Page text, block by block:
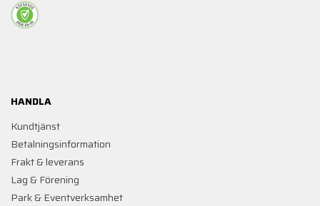
HANDLA
Kundtjänst
Betalningsinformation
Frakt & leverans
Lag & Förening
Park & Eventverksamhet